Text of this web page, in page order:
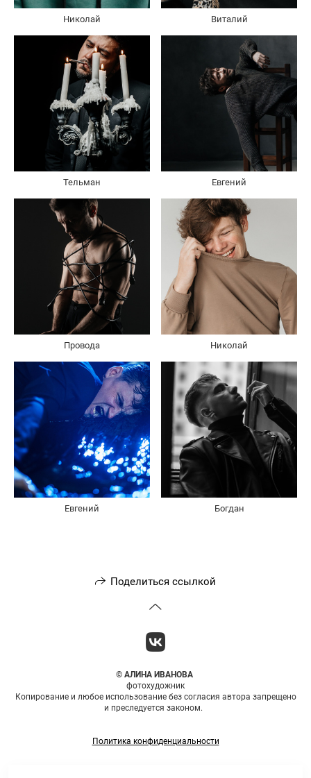
Николай Виталий
Тельман Евгений
Провода Николай
Евгений Богдан
Поделиться ссылкой
© АЛИНА ИВАНОВА
фотохудожник
Копирование и любое использование без согласия автора запрещено
и преследуется законом.
Политика конфиденциальности